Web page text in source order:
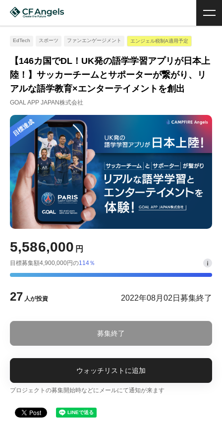
EdTech スポーツ ファンエンゲージメント エンジェル税制A適用予定
【146カ国でDL！UK発の語学学習アプリが日本上
陸！】サッカーチームとサポーターが繋がり、リ
アルな語学教育×エンターテイメントを創出
GOAL APP JAPAN株式会社
目標達成
5,586,000 円
目標募集額4,900,000円の114％
27 人が投資 2022年08月02日募集終了
募集終了
ウォッチリストに追加
プロジェクトの募集開始時などにメールにて通知が来ます